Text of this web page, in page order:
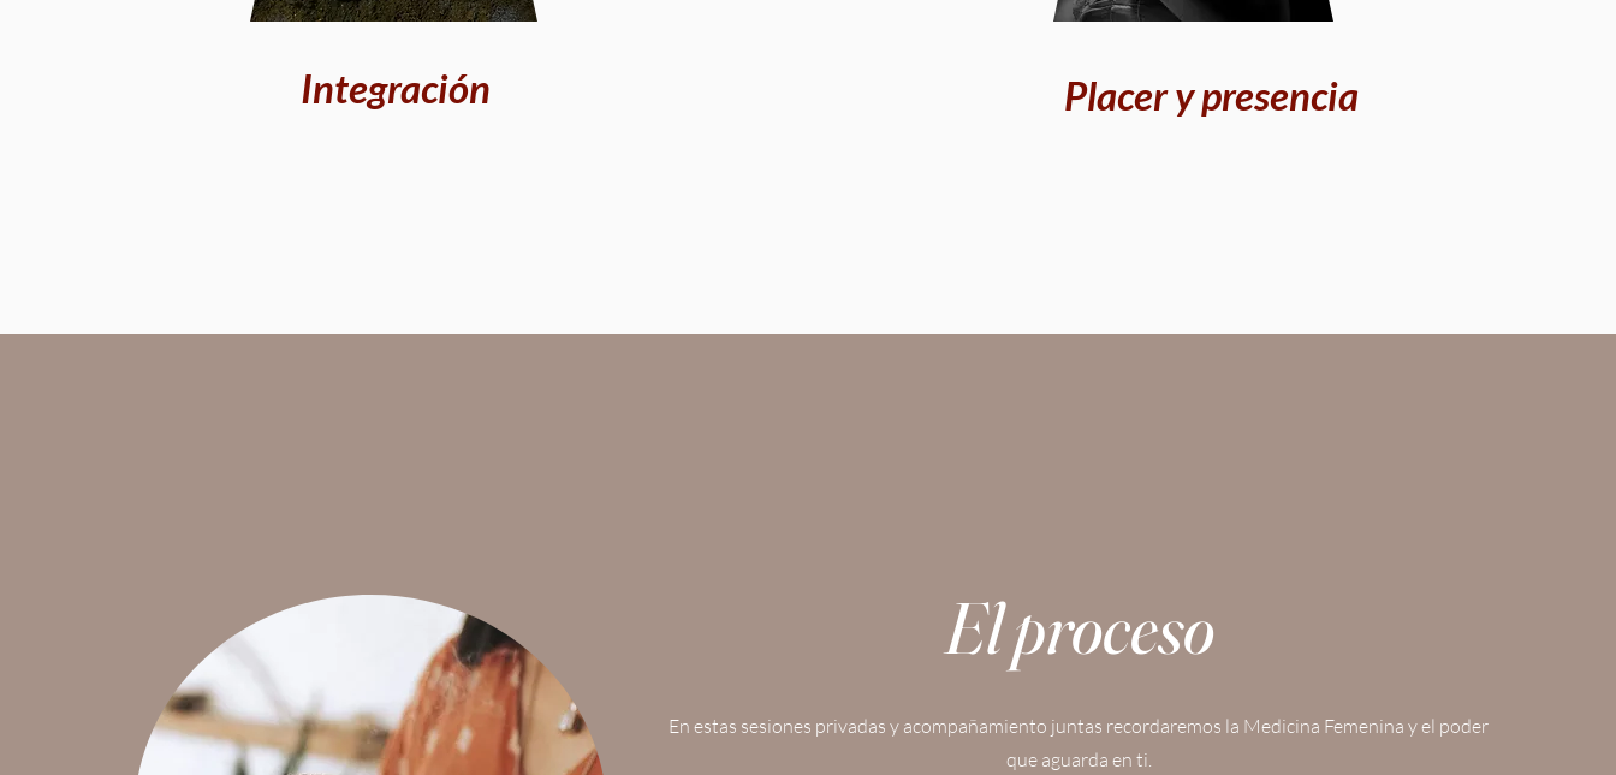
Integración Placer y presencia
El proceso
En estas sesiones privadas y acompañamiento juntas recordaremos la Medicina Femenina y el poder
que aguarda en ti.